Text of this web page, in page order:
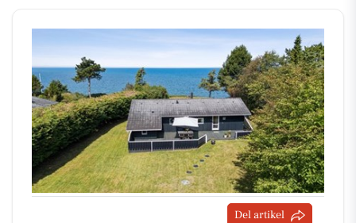
Del artikel